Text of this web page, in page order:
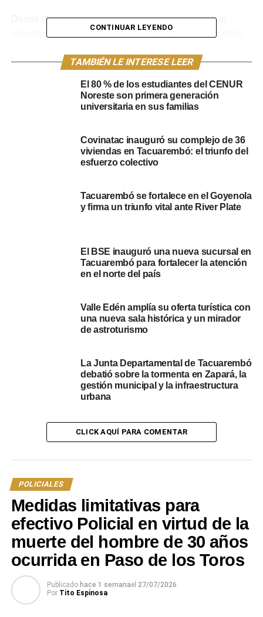
Desde las redes sociales decenas de personas han
lamentado la muerte de Martínez, ya que era un hombre
Según fuentes policiales, el accidente se debió a “ un
despiste y vuelco del micro conducido por un hombre de
38, 42 y 55 años y una mujer de 45 años, resultaron
politraumatizados y fueron trasladados a la emergencia
viernes”, así informó en aquel entonces Subrayado.
oriunda del departamento de Artigas.
Actualmente, cuentan cerca de 6 millones de
de Spotify, con otras decenas de miles.
NOTICIAS RELACIONADAS: ARTIGAS
KONSAGRADOS
accidente de tránsito en Tacuarembó
CONTINUAR LEYENDO
TAMBIÉN LE INTERESE LEER
El 80 % de los estudiantes del CENUR
Noreste son primera generación
universitaria en sus familias
Covinatac inauguró su complejo de 36
viviendas en Tacuarembó: el triunfo del
esfuerzo colectivo
Tacuarembó se fortalece en el Goyenola
y firma un triunfo vital ante River Plate
El BSE inauguró una nueva sucursal en
Tacuarembó para fortalecer la atención
en el norte del país
Valle Edén amplía su oferta turística con
una nueva sala histórica y un mirador
de astroturismo
La Junta Departamental de Tacuarembó
debatió sobre la tormenta en Zapará, la
gestión municipal y la infraestructura
urbana
CLICK AQUÍ PARA COMENTAR
POLICIALES
Medidas limitativas para
efectivo Policial en virtud de la
muerte del hombre de 30 años
ocurrida en Paso de los Toros
Publicado hace 1 semanael 27/07/2026
Por Tito Espinosa